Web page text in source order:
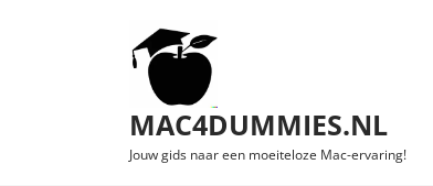
MAC4DUMMIES.NL
Jouw gids naar een moeiteloze Mac-ervaring!